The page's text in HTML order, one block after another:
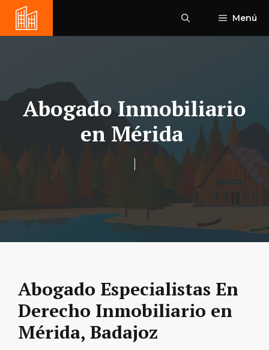
Saltar
contenido
Menú
Abogado Inmobiliario
en Mérida
Abogado Especialistas En
Derecho Inmobiliario en
Mérida, Badajoz